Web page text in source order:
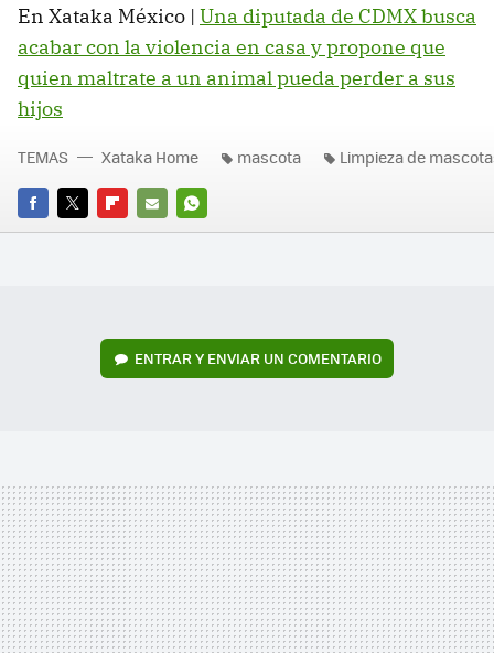
En Xataka México | Una diputada de CDMX busca
acabar con la violencia en casa y propone que
quien maltrate a un animal pueda perder a sus
hijos
FACEBOOK
TWITTERFLIPBOARD
E-
WHATSAPP
TEMAS Xataka Home mascota Limpieza de
ENTRAR Y ENVIAR UN COMENTARIO